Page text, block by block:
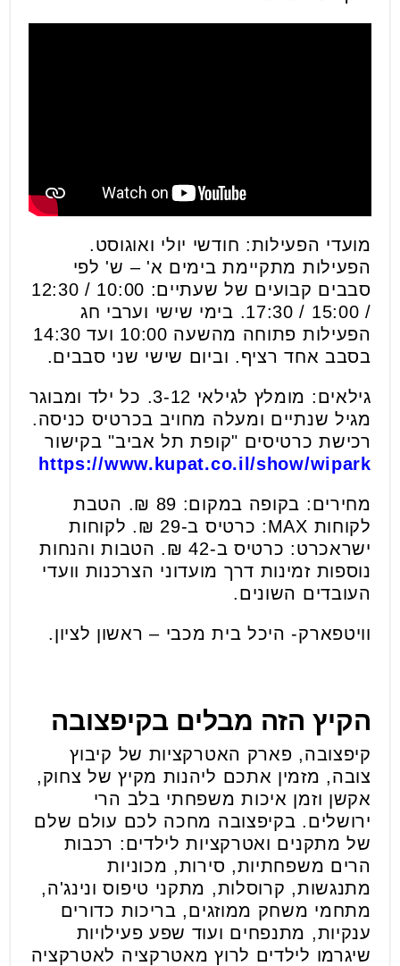
מועדי הפעילות: חודשי יולי ואוגוסט.
הפעילות מתקיימת בימים א' – ש' לפי
סבבים קבועים של שעתיים: 10:00 / 12:30
/ 15:00 / 17:30. בימי שישי וערבי חג
הפעילות פתוחה מהשעה 10:00 ועד 14:30
בסבב אחד רציף. וביום שישי שני סבבים.
גילאים: מומלץ לגילאי 3-12. כל ילד ומבוגר
מגיל שנתיים ומעלה מחויב בכרטיס כניסה.
רכישת כרטיסים "קופת תל אביב" בקישור
https://www.kupat.co.il/show/wipark
מחירים: בקופה במקום: 89 ₪. הטבת
לקוחות MAX: כרטיס ב-29 ₪. לקוחות
ישראכרט: כרטיס ב-42 ₪. הטבות והנחות
נוספות זמינות דרך מועדוני הצרכנות וועדי
העובדים השונים.
וויטפארק- היכל בית מכבי – ראשון לציון.
הקיץ הזה מבלים בקיפצובה
קיפצובה, פארק האטרקציות של קיבוץ
צובה, מזמין אתכם ליהנות מקיץ של צחוק,
אקשן וזמן איכות משפחתי בלב הרי
ירושלים. בקיפצובה מחכה לכם עולם שלם
של מתקנים ואטרקציות לילדים: רכבות
הרים משפחתיות, סירות, מכוניות
מתנגשות, קרוסלות, מתקני טיפוס ונינג'ה,
מתחמי משחק ממוזגים, בריכות כדורים
ענקיות, מתנפחים ועוד שפע פעילויות
שיגרמו לילדים לרוץ מאטרקציה לאטרקציה